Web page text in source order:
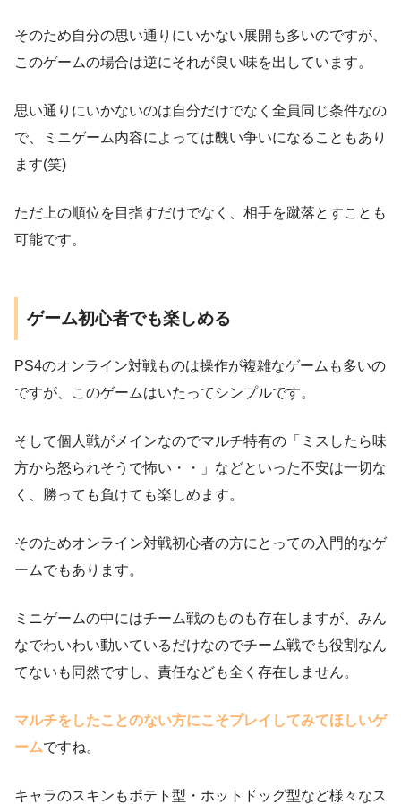
そのため自分の思い通りにいかない展開も多いのですが、
このゲームの場合は逆にそれが良い味を出しています。
思い通りにいかないのは自分だけでなく全員同じ条件なの
で、ミニゲーム内容によっては醜い争いになることもあり
ます(笑)
ただ上の順位を目指すだけでなく、相手を蹴落とすことも
可能です。
ゲーム初心者でも楽しめる
PS4のオンライン対戦ものは操作が複雑なゲームも多いの
ですが、このゲームはいたってシンプルです。
そして個人戦がメインなのでマルチ特有の「ミスしたら味
方から怒られそうで怖い・・」などといった不安は一切な
く、勝っても負けても楽しめます。
そのためオンライン対戦初心者の方にとっての入門的なゲ
ームでもあります。
ミニゲームの中にはチーム戦のものも存在しますが、みん
なでわいわい動いているだけなのでチーム戦でも役割なん
てないも同然ですし、責任なども全く存在しません。
マルチをしたことのない方にこそプレイしてみてほしいゲ
ームですね。
キャラのスキンもポテト型・ホットドッグ型など様々なス